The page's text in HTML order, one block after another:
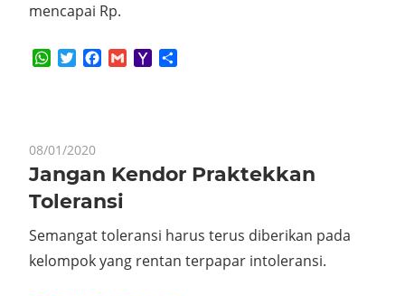
mencapai Rp.
WhatsApp
TwitterFacebook
GmailYahoo
08/01/2020
Jangan Kendor Praktekkan
Toleransi
Semangat toleransi harus terus diberikan pada
kelompok yang rentan terpapar intoleransi.